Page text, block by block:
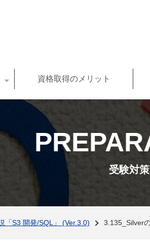
資格取得のメリット
受験対策
「S3 開発/SQL」 (Ver.3.0) 3.135_Silver